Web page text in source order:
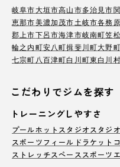
岐阜市大垣市高山市多治見市
恵那市美濃加茂市土岐市各務
郡上市下呂市海津市岐南町笠
輪之内町安八町揖斐川町大野町
七宗町 八百津町白川町東白川村
こだわりでジムを探す
トレーニングしやすさ
プールホットスタジオ スタジオ
スポーツフィールド ラケット
ストレッチスペース スポーツ